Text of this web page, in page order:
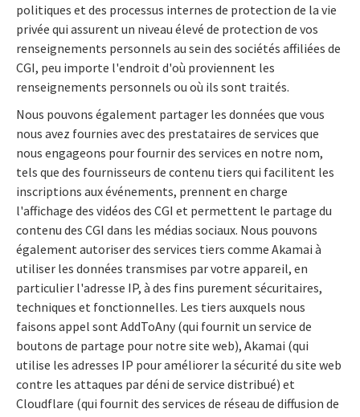
politiques et des processus internes de protection de la vie
privée qui assurent un niveau élevé de protection de vos
renseignements personnels au sein des sociétés affiliées de
CGI, peu importe l'endroit d'où proviennent les
renseignements personnels ou où ils sont traités.
Nous pouvons également partager les données que vous
nous avez fournies avec des prestataires de services que
nous engageons pour fournir des services en notre nom,
tels que des fournisseurs de contenu tiers qui facilitent les
inscriptions aux événements, prennent en charge
l'affichage des vidéos des CGI et permettent le partage du
contenu des CGI dans les médias sociaux. Nous pouvons
également autoriser des services tiers comme Akamai à
utiliser les données transmises par votre appareil, en
particulier l'adresse IP, à des fins purement sécuritaires,
techniques et fonctionnelles. Les tiers auxquels nous
faisons appel sont AddToAny (qui fournit un service de
boutons de partage pour notre site web), Akamai (qui
utilise les adresses IP pour améliorer la sécurité du site web
contre les attaques par déni de service distribué) et
Cloudflare (qui fournit des services de réseau de diffusion de